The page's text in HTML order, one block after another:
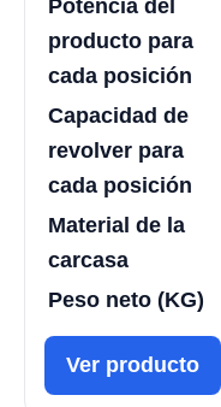
Potencia del
producto para
cada posición
Capacidad de
revolver para
cada posición
Material de la
carcasa
Peso neto (KG)
Ver producto